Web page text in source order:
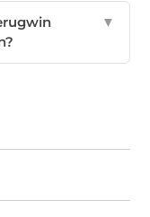
▼